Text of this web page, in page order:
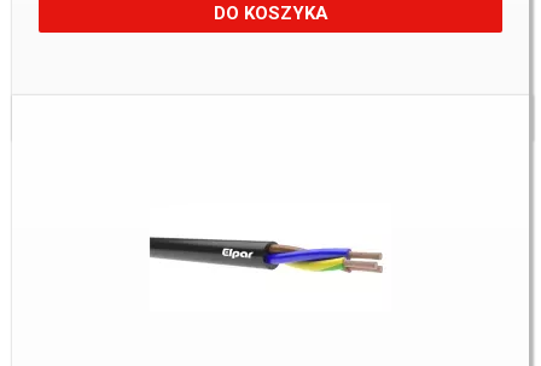
DO KOSZYKA
Dostępne:205 m.